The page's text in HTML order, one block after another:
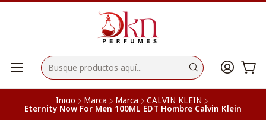
Inicio Marca Marca CALVIN KLEIN
Eternity Now For Men 100ML EDT Hombre Calvin Klein